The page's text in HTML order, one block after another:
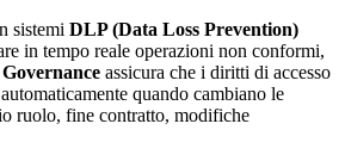
sistemi DLP (Data Loss Prevention)
in tempo reale operazioni non conformi,
assicura che i diritti di accesso
quando cambiano le
ruolo, fine contratto, modifiche